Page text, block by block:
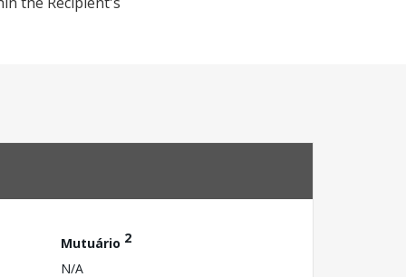
Mutuário 2
N/A